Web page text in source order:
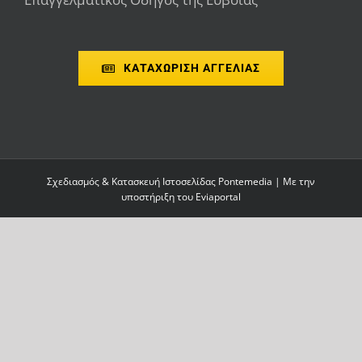
ΚΑΤΑΧΩΡΙΣΗ ΑΓΓΕΛΙΑΣ
Σχεδιασμός & Κατασκευή Ιστοσελίδας Pontemedia | Με την
υποστήριξη του Eviaportal